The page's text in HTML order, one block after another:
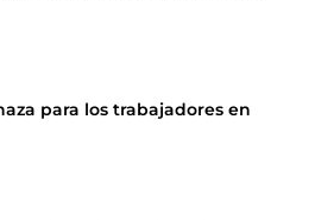
para los trabajadores en